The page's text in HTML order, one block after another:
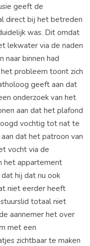
geeft de
direct bij het betreden
was. Dit omdat
lekwater via de naden
naar binnen had
probleem toont zich
geeft aan dat
onderzoek van het
aan dat het plafond
vochtig tot nat te
dat het patroon van
vocht via de
het appartement
hij dat nu ook
niet eerder heeft
totaal niet
aannemer het over
met een
zichtbaar te maken